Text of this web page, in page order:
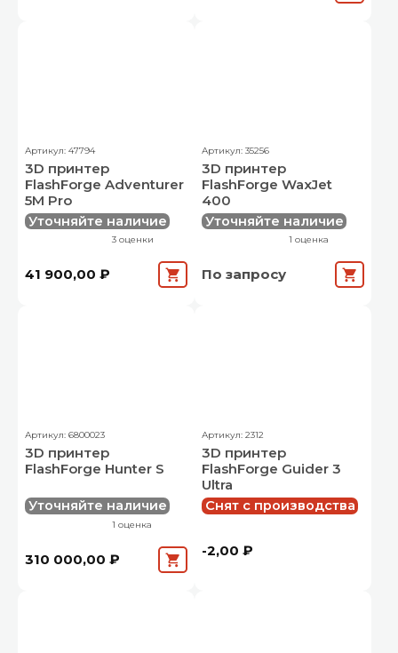
Артикул: 47794
3D принтер
FlashForge Adventurer
5M Pro
Уточняйте наличие
3 оценки
41 900,00 ₽
Артикул: 35256
3D принтер
FlashForge WaxJet
400
Уточняйте наличие
1 оценка
По запросу
Артикул: 6800023
3D принтер
FlashForge Hunter S
Уточняйте наличие
1 оценка
310 000,00 ₽
Артикул: 2312
3D принтер
FlashForge Guider 3
Ultra
Снят с производства
-2,00 ₽